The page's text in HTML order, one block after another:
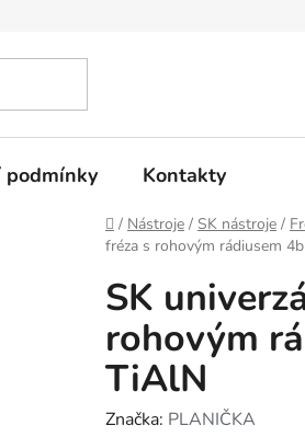
podmínky Kontakty
Domů
/ Nástroje / SK nástroje /
fréza s rohovým rádiusem
SK
rohovým
TiAlN
Značka: PLANIČKA